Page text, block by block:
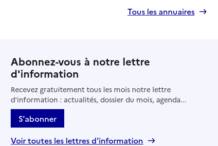
Tous les annuaires
Abonnez-vous à notre lettre
d'information
Recevez gratuitement tous les mois notre lettre
d'information : actualités, dossier du mois, agenda...
S'abonner
Voir toutes les lettres d'information